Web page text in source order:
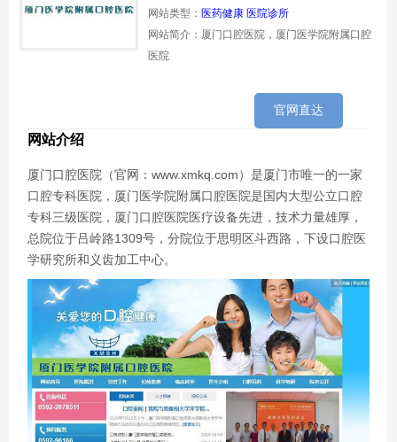
网站类型： 医药健康 医院诊所
网站简介：厦门口腔医院，厦门医学院附属口腔
医院
官网直达
网站介绍
厦门口腔医院（官网：www.xmkq.com）是厦门市唯一的一家
口腔专科医院，厦门医学院附属口腔医院是国内大型公立口腔
专科三级医院，厦门口腔医院医疗设备先进，技术力量雄厚，
总院位于吕岭路1309号，分院位于思明区斗西路，下设口腔医
学研究所和义齿加工中心。